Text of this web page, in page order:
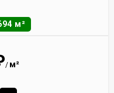
м²
/ м²